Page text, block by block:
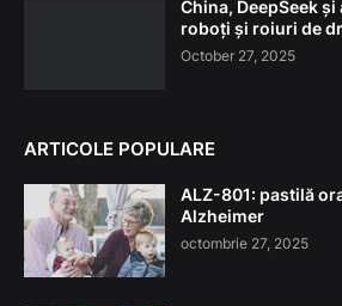
China, DeepSeek
roboți și roiuri de
October 27, 2025
ARTICOLE POPULARE
ALZ-801: pastilă
Alzheimer
octombrie 27, 2025